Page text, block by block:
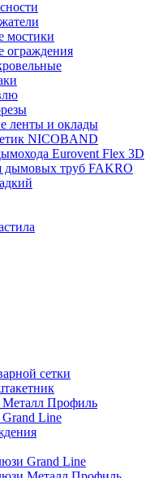
мостики
ограждения
ленты и оклады
NICOBAND
Eurovent Flex 3D
дымовых труб FAKRO
сетки
Профиль
Line
Grand Line